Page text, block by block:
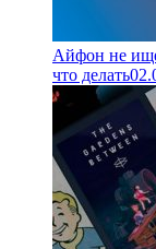
Айфон не
что делать